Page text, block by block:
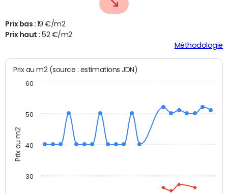
Prix bas : 19 €/m2
Prix haut : 52 €/m2
Méthodologie
Prix au m2
Prix au m2 (source : estimations JDN)
30
40
50
60